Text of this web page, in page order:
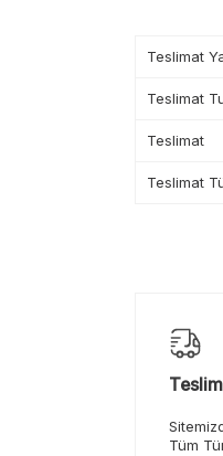
Teslimat
Teslimat
Teslimat
Teslimat
Tüm